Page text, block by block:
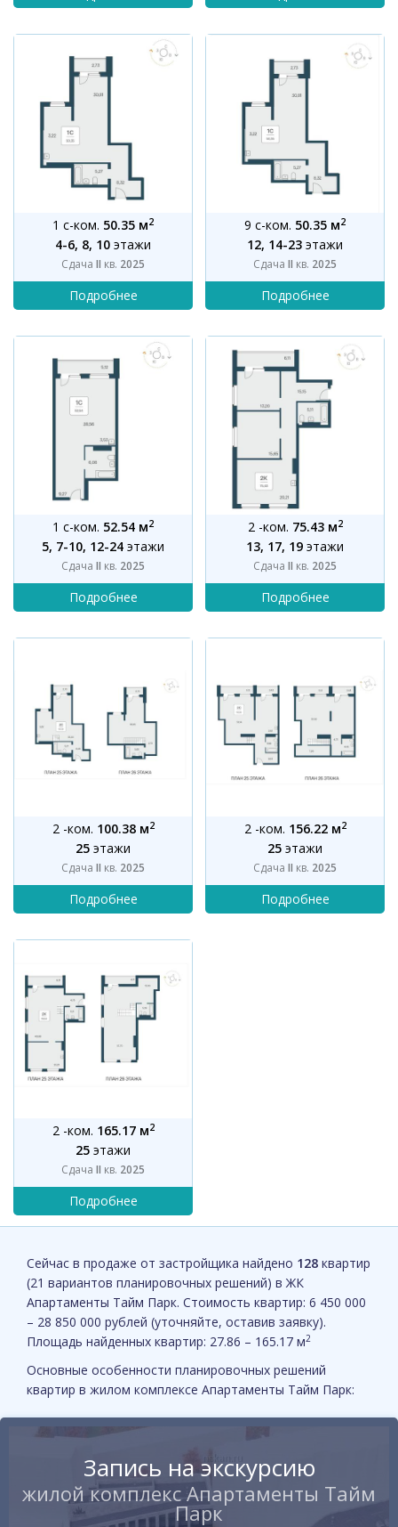
Сейчас в продаже от застройщика найдено 128 квартир
(21 вариантов планировочных решений) в ЖК
Апартаменты Тайм Парк. Стоимость квартир: 6 450 000
– 28 850 000 рублей (уточняйте, оставив заявку).
Площадь найденных квартир: 27.86 – 165.17 м2
Основные особенности планировочных решений
квартир в жилом комплексе Апартаменты Тайм Парк:
1 с-ком. 50.35 м2
4-6, 8, 10 этажи
Сдача II кв. 2025
9 с-ком. 50.35 м2
12, 14-23 этажи
Сдача II кв. 2025
1 с-ком. 52.54 м2
5, 7-10, 12-24 этажи
Сдача II кв. 2025
2 -ком. 75.43 м2
13, 17, 19 этажи
Сдача II кв. 2025
2 -ком. 100.38 м2
25 этажи
Сдача II кв. 2025
2 -ком. 156.22 м2
25 этажи
Сдача II кв. 2025
2 -ком. 165.17 м2
25 этажи
Сдача II кв. 2025
Запись на экскурсию
жилой комплекс Апартаменты Тайм
Парк